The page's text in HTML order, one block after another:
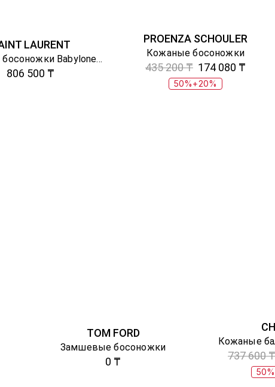
LAURENT
Кожаные босоножки Babylone Russo
806 500 ₸
PROENZA SCHOULER
Кожаные босоножки
435 200 ₸ 174 080 ₸
50%+20%
TOM FORD
Замшевые босоножки
0 ₸
Кожаные
737 600 ₸